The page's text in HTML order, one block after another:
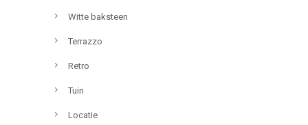
Witte baksteen
Terrazzo
Retro
Tuin
Locatie